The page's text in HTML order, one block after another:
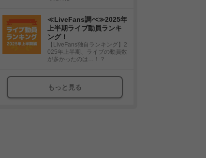
≪LiveFans調べ≫2025年
上半期ライブ動員ランキ
ング！
【LiveFans独自ランキング】2
025年上半期、ライブの動員数
が多かったのは…！？
もっと見る